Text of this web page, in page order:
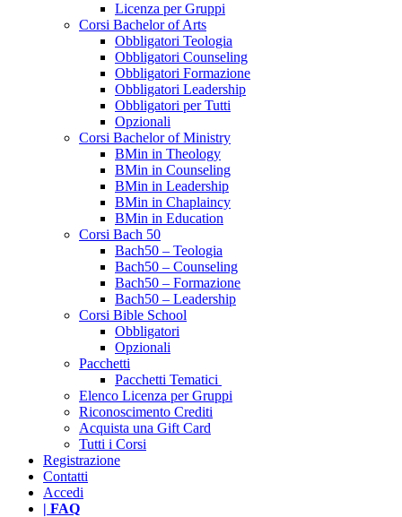
Licenza per Gruppi
Corsi Bachelor of Arts
Obbligatori Teologia
Obbligatori Counseling
Obbligatori Formazione
Obbligatori Leadership
Obbligatori per Tutti
Opzionali
Corsi Bachelor of Ministry
BMin in Theology
BMin in Counseling
BMin in Leadership
BMin in Chaplaincy
BMin in Education
Corsi Bach 50
Bach50 – Teologia
Bach50 – Counseling
Bach50 – Formazione
Bach50 – Leadership
Corsi Bible School
Obbligatori
Opzionali
Pacchetti
Pacchetti Tematici
Elenco Licenza per Gruppi
Riconoscimento Crediti
Acquista una Gift Card
Tutti i Corsi
Registrazione
Contatti
Accedi
| FAQ